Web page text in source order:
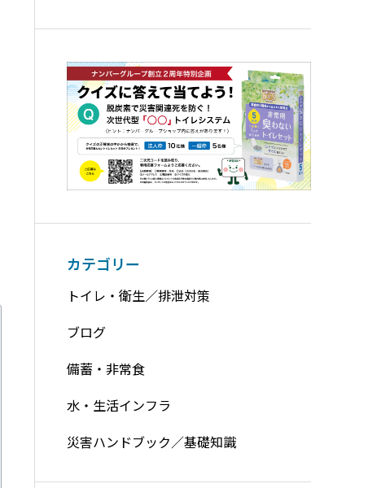
カテゴリー
トイレ・衛生／排泄対策
ブログ
備蓄・非常食
水・生活インフラ
災害ハンドブック／基礎知識